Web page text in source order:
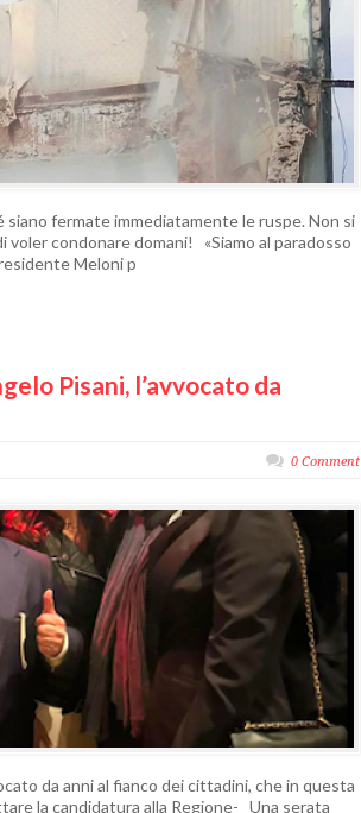
fermate immediatamente le ruspe. Non si
voler condonare domani! «Siamo al paradosso
Meloni p
Pisani, l’avvocato da
0 Comment
da anni al fianco dei cittadini, che in questa
la candidatura alla Regione- Una serata